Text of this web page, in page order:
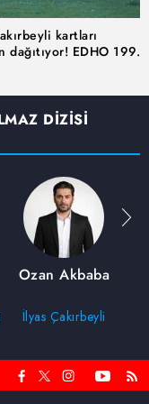
alan panel
Bilgilendirme
ve sitemizde
çerezlerle ilgili bilgi
kartları
dağıtıyor! EDHO 199.
DİZİSİ
Ozan Akbaba
İlyas Çakırbeyli